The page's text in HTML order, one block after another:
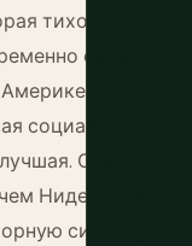
тихо делает
самая
социально
Она
Нидерланды
систему.